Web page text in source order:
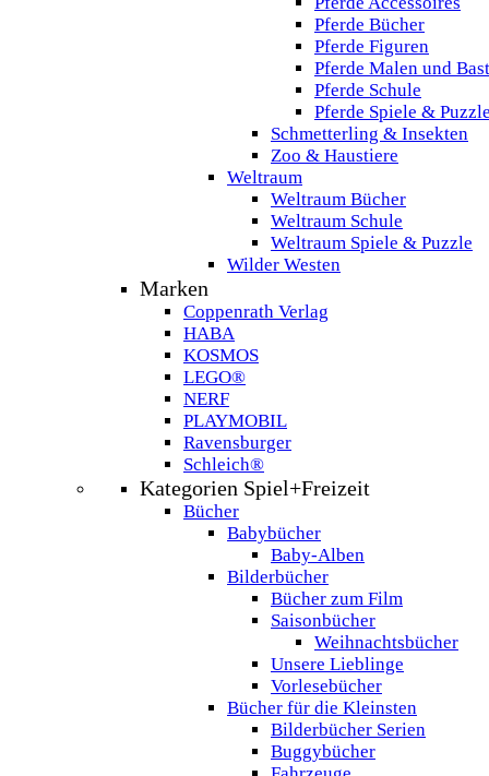
Pferde Bücher
Pferde Figuren
Pferde Malen und
Pferde Schule
Pferde Spiele &
Schmetterling & Insekten
Zoo & Haustiere
Weltraum
Weltraum Bücher
Weltraum Schule
Weltraum Spiele & Puzzle
Wilder Westen
Marken
Coppenrath Verlag
HABA
KOSMOS
LEGO®
NERF
PLAYMOBIL
Ravensburger
Schleich®
Kategorien Spiel+Freizeit
Bücher
Babybücher
Baby-Alben
Bilderbücher
Bücher zum Film
Saisonbücher
Weihnachtsbücher
Unsere Lieblinge
Vorlesebücher
Bücher für die Kleinsten
Bilderbücher Serien
Buggybücher